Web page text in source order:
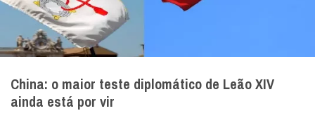
China: o maior teste diplomático de Leão XIV
ainda está por vir